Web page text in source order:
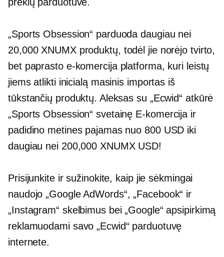
„Sports Obsession“ parduoda daugiau nei
20,000 XNUMX produktų, todėl jie norėjo tvirto,
bet paprasto e-komercijaplatforma, kuri leistų
jiems atlikti inicialą masinis importas iš
tūkstančių produktų. Aleksas su „Ecwid“ atkūrė
„Sports Obsession“ svetainę E-komercija ir
padidino metines pajamas nuo 800 USD iki
daugiau nei 200,000 XNUMX USD!
Prisijunkite ir sužinokite, kaip jie sėkmingai
naudojo „Google AdWords“, „Facebook“ ir
„Instagram“ skelbimus bei „Google“ apsipirkimą
reklamuodami savo „Ecwid“ parduotuvę
internete.